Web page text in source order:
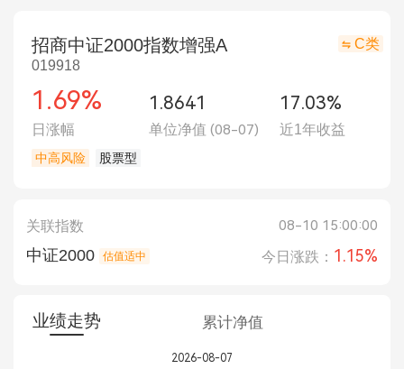
招商中证2000指数增强A
019918
C类
1.69% 1.8641 17.03%
日涨幅 单位净值 (08-07) 近1年收益
中高风险 股票型
关联指数
中证2000 估值适中
08-10 15:00:00
今日涨跌： 1.15%
业绩走势 累计净值
2026-08-07